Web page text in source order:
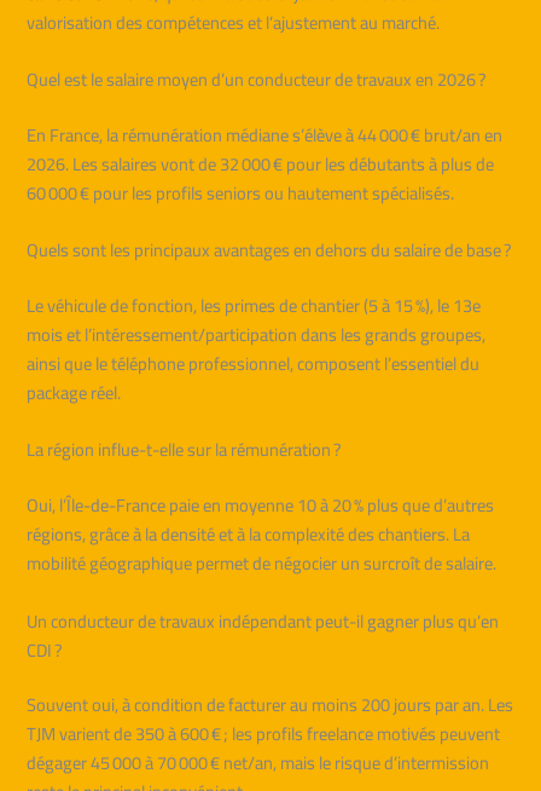
valorisation des compétences et l’ajustement au marché.
Quel est le salaire moyen d’un conducteur de travaux en 2026 ?
En France, la rémunération médiane s’élève à 44 000 € brut/an en
2026. Les salaires vont de 32 000 € pour les débutants à plus de
60 000 € pour les profils seniors ou hautement spécialisés.
Quels sont les principaux avantages en dehors du salaire de base ?
Le véhicule de fonction, les primes de chantier (5 à 15 %), le 13e
mois et l’intéressement/participation dans les grands groupes,
ainsi que le téléphone professionnel, composent l’essentiel du
package réel.
La région influe-t-elle sur la rémunération ?
Oui, l’Île-de-France paie en moyenne 10 à 20 % plus que d’autres
régions, grâce à la densité et à la complexité des chantiers. La
mobilité géographique permet de négocier un surcroît de salaire.
Un conducteur de travaux indépendant peut-il gagner plus qu’en
CDI ?
Souvent oui, à condition de facturer au moins 200 jours par an. Les
TJM varient de 350 à 600 € ; les profils freelance motivés peuvent
dégager 45 000 à 70 000 € net/an, mais le risque d’intermission